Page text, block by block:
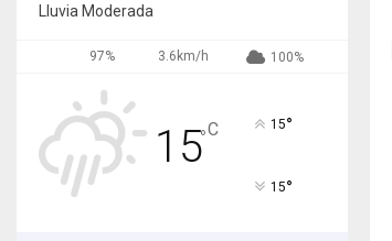
Lluvia Moderada
97% 3.6km/h 100%
15°C 15°
15°